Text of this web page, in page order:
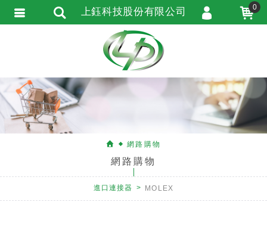
網路購物
網路購物
進口連接器 MOLEX
上鈺科技股份有限公司 0
會員登入
會員註冊
忘記密碼